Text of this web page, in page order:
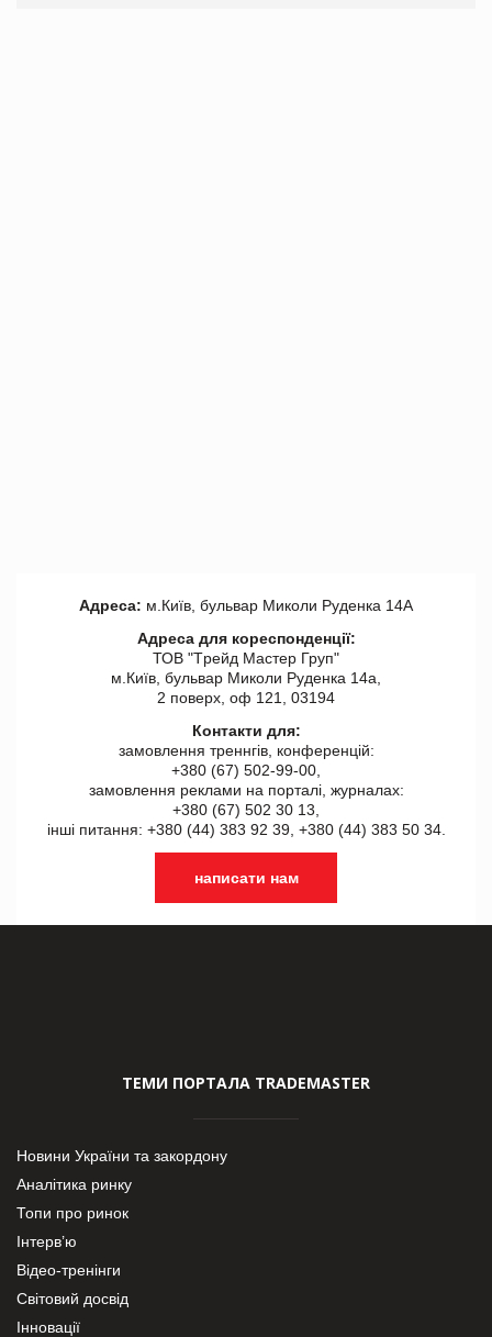
Адреса: м.Київ, бульвар Миколи Руденка 14А
Адреса для кореспонденції:
ТОВ "Tрейд Мастер Груп"
м.Київ, бульвар Миколи Руденка 14а,
2 поверх, оф 121, 03194
Контакти для:
замовлення треннгів, конференцій:
+380 (67) 502-99-00,
замовлення реклами на порталі, журналах:
+380 (67) 502 30 13,
інші питання: +380 (44) 383 92 39, +380 (44) 383 50 34.
написати нам
ТЕМИ ПОРТАЛА TRADEMASTER
Новини України та закордону
Аналітика ринку
Топи про ринок
Інтерв’ю
Відео-тренінги
Світовий досвід
Інновації